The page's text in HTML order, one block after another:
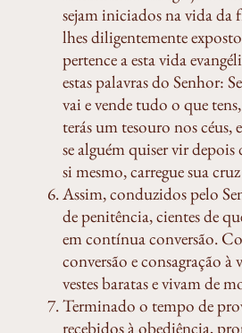
sejam iniciados na vida da
lhes diligentemente
pertence a esta vida
estas palavras do Senhor:
vai e vende tudo o que
terás um tesouro nos céus,
se alguém quiser vir
si mesmo, carregue sua
Assim, conduzidos pelo
de penitência, cientes de
em contínua conversão.
conversão e consagração à
vestes baratas e vivam de
Terminado o tempo de
recebidos à obediência,